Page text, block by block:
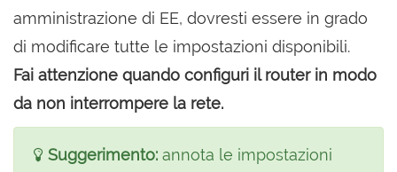
amministrazione di EE, dovresti essere in grado
di modificare tutte le impostazioni disponibili.
Fai attenzione quando configuri il router in modo
da non interrompere la rete.
Suggerimento: annota le impostazioni